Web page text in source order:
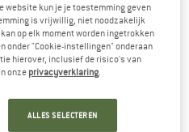
website kun je je toestemming geven
is vrijwillig, niet noodzakelijk
op elk moment worden ingetrokken
onder "Cookie-instellingen" onderaan
hierover, inclusief de risico's van
onze privacyverklaring
ALLES SELECTEREN